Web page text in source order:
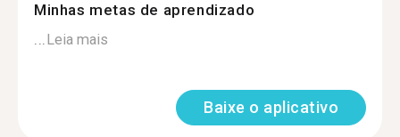
Minhas metas de aprendizado
...Leia mais
Baixe o aplicativo